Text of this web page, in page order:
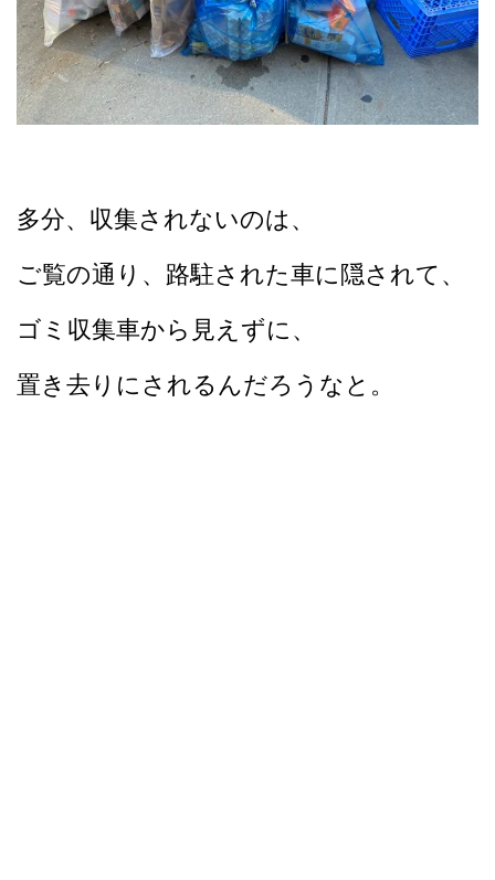
多分、収集されないのは、
ご覧の通り、路駐された車に隠されて、
ゴミ収集車から見えずに、
置き去りにされるんだろうなと。